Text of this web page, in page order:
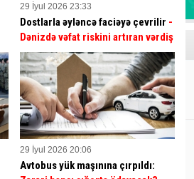
29 İyul 2026 23:33
Dostlarla əyləncə faciəyə çevrilir -
Dənizdə vəfat riskini artıran vərdiş
29 İyul 2026 20:06
Avtobus yük maşınına çırpıldı: